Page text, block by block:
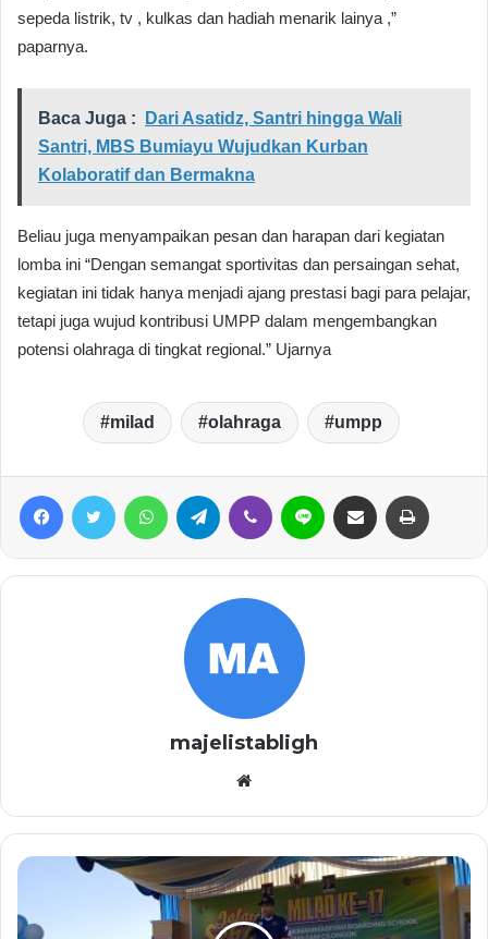
sepeda listrik, tv , kulkas dan hadiah menarik lainya ,”
paparnya.
Baca Juga :
Dari Asatidz, Santri hingga Wali
Santri, MBS Bumiayu Wujudkan Kurban
Kolaboratif dan Bermakna
Beliau juga menyampaikan pesan dan harapan dari kegiatan
lomba ini “Dengan semangat sportivitas dan persaingan sehat,
kegiatan ini tidak hanya menjadi ajang prestasi bagi para pelajar,
tetapi juga wujud kontribusi UMPP dalam mengembangkan
potensi olahraga di tingkat regional.” Ujarnya
milad olahraga umpp
Facebook Twitter WhatsApp Telegram Viber Line Share via Email
majelistabligh